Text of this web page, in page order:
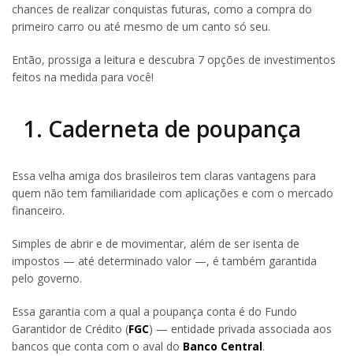
chances de realizar conquistas futuras, como a compra do
primeiro carro ou até mesmo de um canto só seu.
Então, prossiga a leitura e descubra 7 opções de investimentos
feitos na medida para você!
1. Caderneta de poupança
Essa velha amiga dos brasileiros tem claras vantagens para
quem não tem familiaridade com aplicações e com o mercado
financeiro.
Simples de abrir e de movimentar, além de ser isenta de
impostos — até determinado valor —, é também garantida
pelo governo.
Essa garantia com a qual a poupança conta é do Fundo
Garantidor de Crédito (FGC) — entidade privada associada aos
bancos que conta com o aval do Banco Central.